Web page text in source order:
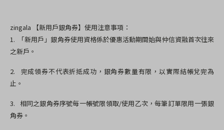
zingala
【新用戶銀角券】使用注意事項：
1.
「新用戶」銀角券使用資格係於優惠活動期間始與仲信資融首次往來
之新戶。
2. 完成領券不代表折抵成功，銀角券數量有限，以實際結帳兌完為
止。
3. 相同之銀角券序號每一帳號限領取/使用乙次，每筆訂單限用一張銀
角券。